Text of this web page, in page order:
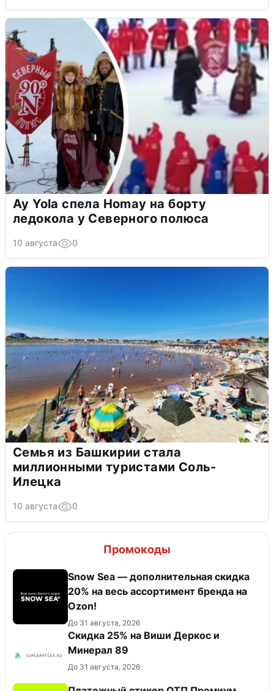
Ay Yola спела Homay на борту
ледокола у Северного полюса
10 августа 0
Семья из Башкирии стала
миллионными туристами Соль-
Илецка
10 августа 0
Промокоды
Snow Sea — дополнительная скидка
20% на весь ассортимент бренда на
Ozon!
До 31 августа, 2026
Скидка 25% на Виши Деркос и
Минерал 89
До 31 августа, 2026